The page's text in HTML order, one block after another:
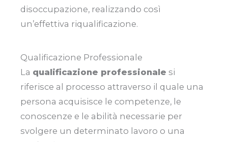
disoccupazione, realizzando così
un’effettiva riqualificazione.
Qualificazione Professionale
La qualificazione professionale si
riferisce al processo attraverso il quale una
persona acquisisce le competenze, le
conoscenze e le abilità necessarie per
svolgere un determinato lavoro o una